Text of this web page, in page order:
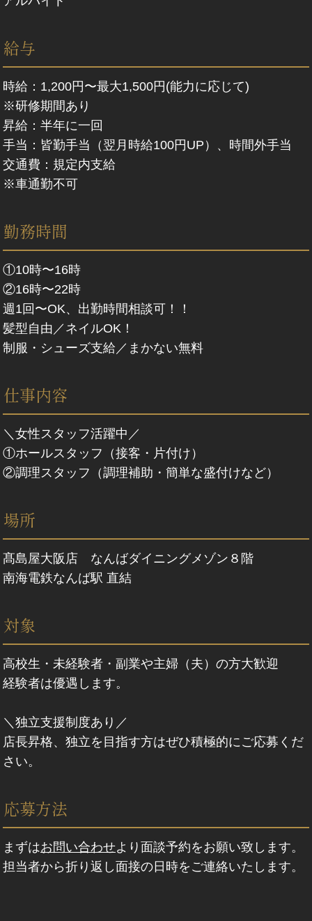
給与
時給：1,200円〜最大1,500円(能力に応じて)
※研修期間あり
昇給：半年に一回
手当：皆勤手当（翌月時給100円UP）、時間外手当
交通費：規定内支給
※車通勤不可
勤務時間
①10時〜16時
②16時〜22時
週1回〜OK、出勤時間相談可！！
髪型自由／ネイルOK！
制服・シューズ支給／まかない無料
仕事内容
＼女性スタッフ活躍中／
①ホールスタッフ（接客・片付け）
②調理スタッフ（調理補助・簡単な盛付けなど）
場所
髙島屋大阪店 なんばダイニングメゾン８階
南海電鉄なんば駅 直結
対象
高校生・未経験者・副業や主婦（夫）の方大歓迎
経験者は優遇します。
＼独立支援制度あり／
店長昇格、独立を目指す方はぜひ積極的にご応募くだ
さい。
応募方法
まずはお問い合わせより面談予約をお願い致します。
担当者から折り返し面接の日時をご連絡いたします。